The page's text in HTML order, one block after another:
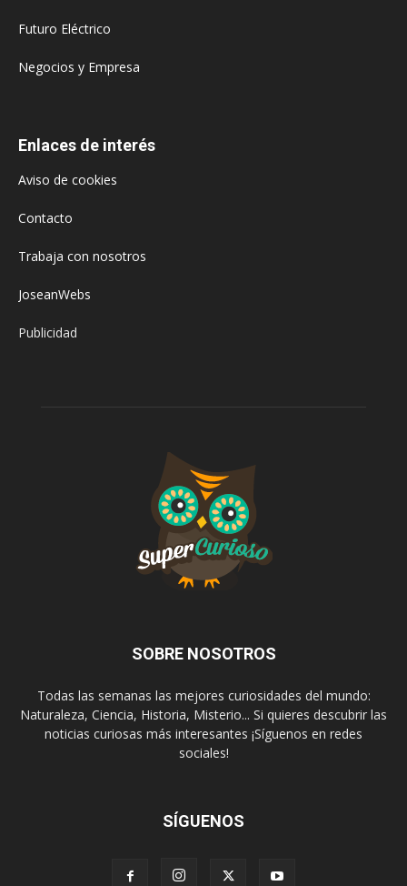
Futuro Eléctrico
Negocios y Empresa
Enlaces de interés
Aviso de cookies
Contacto
Trabaja con nosotros
JoseanWebs
Publicidad
SOBRE NOSOTROS
Todas las semanas las mejores curiosidades del mundo:
Naturaleza, Ciencia, Historia, Misterio... Si quieres descubrir las
noticias curiosas más interesantes ¡Síguenos en redes
sociales!
SÍGUENOS